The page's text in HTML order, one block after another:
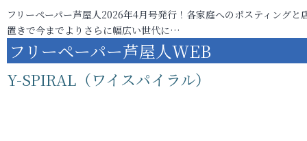
フリーペーパー芦屋人2026年4月号発行！各家庭へのポスティングと
置きで今までよりさらに幅広い世代に…
フリーペーパー芦屋人WEB
Y-SPIRAL（ワイスパイラル）